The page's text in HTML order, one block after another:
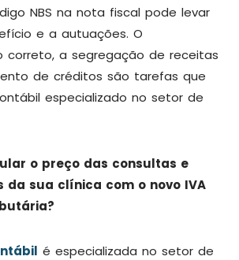
NBS na nota fiscal pode levar
e a autuações. O
correto, a segregação de receitas
de créditos são tarefas que
especializado no setor de
o preço das consultas e
da sua clínica com o novo IVA
é especializada no setor de